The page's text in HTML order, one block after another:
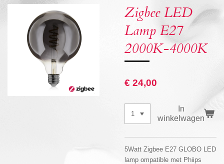
Zigbee LED
Lamp E27
2000K-4000K
€ 24,00
In
winkelwagen
5Watt Zigbee E27 GLOBO LED
lamp ompatible met Phiips